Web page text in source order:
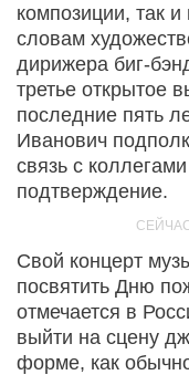
композиции, так
словам
дирижера биг-
третье открытое
последние пять
Иванович
связь с
подтверждение.
Свой концерт
посвятить Дню
отмечается в
выйти на сцену
форме, как